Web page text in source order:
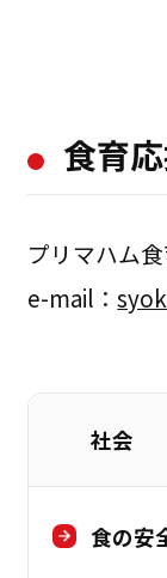
食育
プリマハム
e-mail：
社会
食の安